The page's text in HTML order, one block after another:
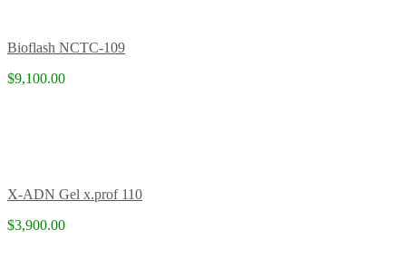
Bioflash NCTC-109
$9,100.00
X-ADN Gel x.prof 110
$3,900.00